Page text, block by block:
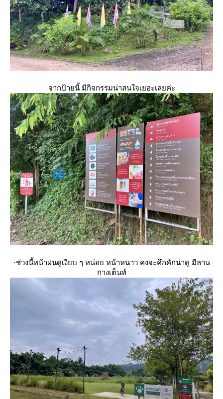
จากป้ายนี้ มีกิจกรรมน่าสนใจเยอะเลยค่ะ
·ช่วงนี้หน้าฝนดูเงียบ ๆ หน่อย หน้าหนาว คงจะคึกคักน่าดู มีลาน
กางเต็นท์